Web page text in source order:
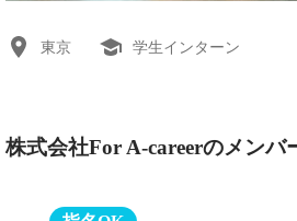
東京 学生インターン
株式会社For A-careerのメンバ